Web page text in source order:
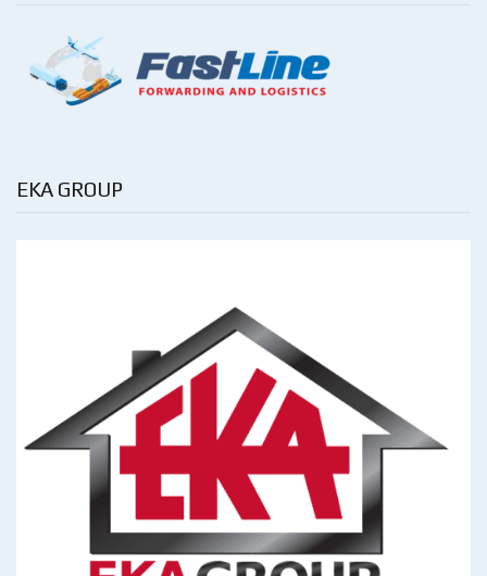
EKA GROUP